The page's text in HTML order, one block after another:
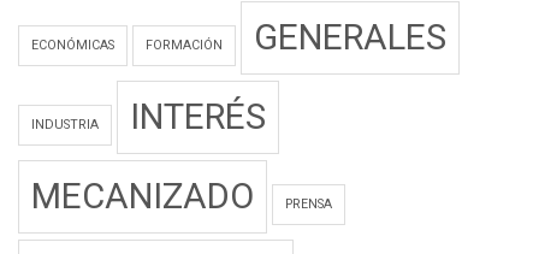
ECONÓMICAS FORMACIÓN GENERALES
INDUSTRIA
INTERÉS
MECANIZADO
PRENSA